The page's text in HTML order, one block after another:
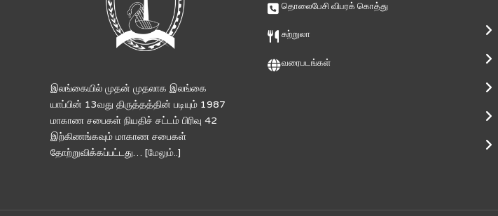
இலங்கையில் முதன் முதலாக இலங்கை
யாப்பின் 13வது திருத்தத்தின் படியும் 1987
மாகாண சபைகள் நியதிச் சட்டம் பிரிவு 42
இற்கிணங்கவும் மாகாண சபைகள்
தோற்றுவிக்கப்பட்டது… [மேலும்..]
தொலைபேசி விபரக் கொத்து
சுற்றுலா
வரைபடங்கள்